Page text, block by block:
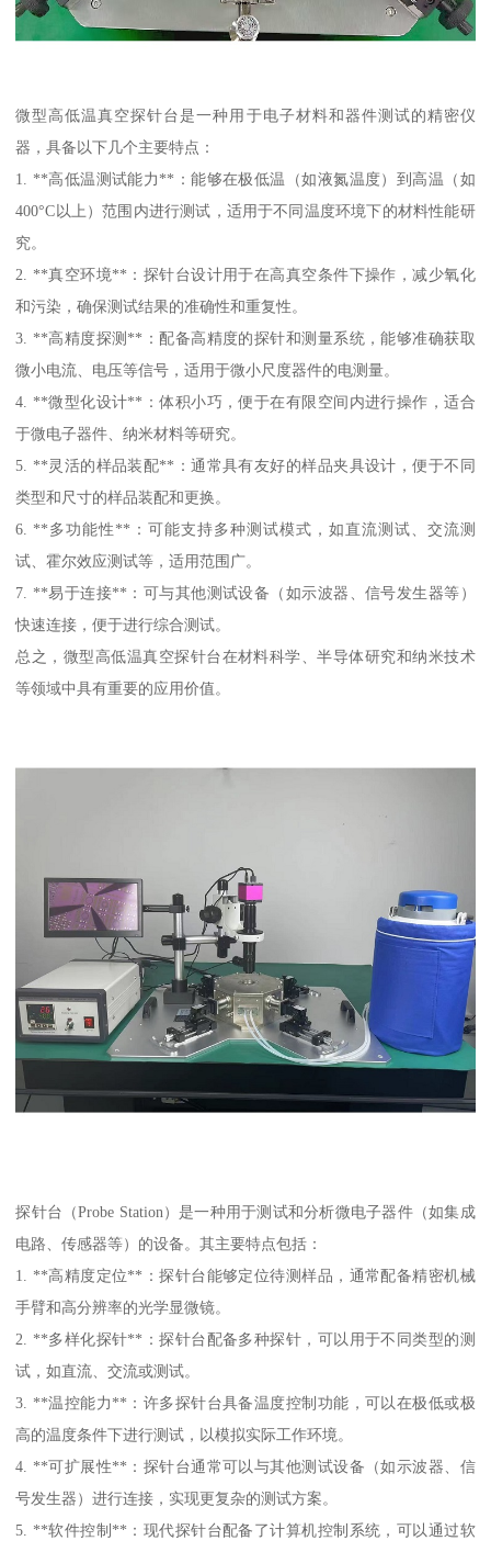
微型高低温真空探针台是一种用于电子材料和器件测试的精密仪
器，具备以下几个主要特点：
1. **高低温测试能力**：能够在极低温（如液氮温度）到高温（如
400°C以上）范围内进行测试，适用于不同温度环境下的材料性能研
究。
2. **真空环境**：探针台设计用于在高真空条件下操作，减少氧化
和污染，确保测试结果的准确性和重复性。
3. **高精度探测**：配备高精度的探针和测量系统，能够准确获取
微小电流、电压等信号，适用于微小尺度器件的电测量。
4. **微型化设计**：体积小巧，便于在有限空间内进行操作，适合
于微电子器件、纳米材料等研究。
5. **灵活的样品装配**：通常具有友好的样品夹具设计，便于不同
类型和尺寸的样品装配和更换。
6. **多功能性**：可能支持多种测试模式，如直流测试、交流测
试、霍尔效应测试等，适用范围广。
7. **易于连接**：可与其他测试设备（如示波器、信号发生器等）
快速连接，便于进行综合测试。
总之，微型高低温真空探针台在材料科学、半导体研究和纳米技术
等领域中具有重要的应用价值。
探针台（Probe Station）是一种用于测试和分析微电子器件（如集成
电路、传感器等）的设备。其主要特点包括：
1. **高精度定位**：探针台能够定位待测样品，通常配备精密机械
手臂和高分辨率的光学显微镜。
2. **多样化探针**：探针台配备多种探针，可以用于不同类型的测
试，如直流、交流或测试。
3. **温控能力**：许多探针台具备温度控制功能，可以在极低或极
高的温度条件下进行测试，以模拟实际工作环境。
4. **可扩展性**：探针台通常可以与其他测试设备（如示波器、信
号发生器）进行连接，实现更复杂的测试方案。
5. **软件控制**：现代探针台配备了计算机控制系统，可以通过软